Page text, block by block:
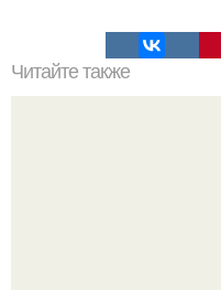
Читайте также